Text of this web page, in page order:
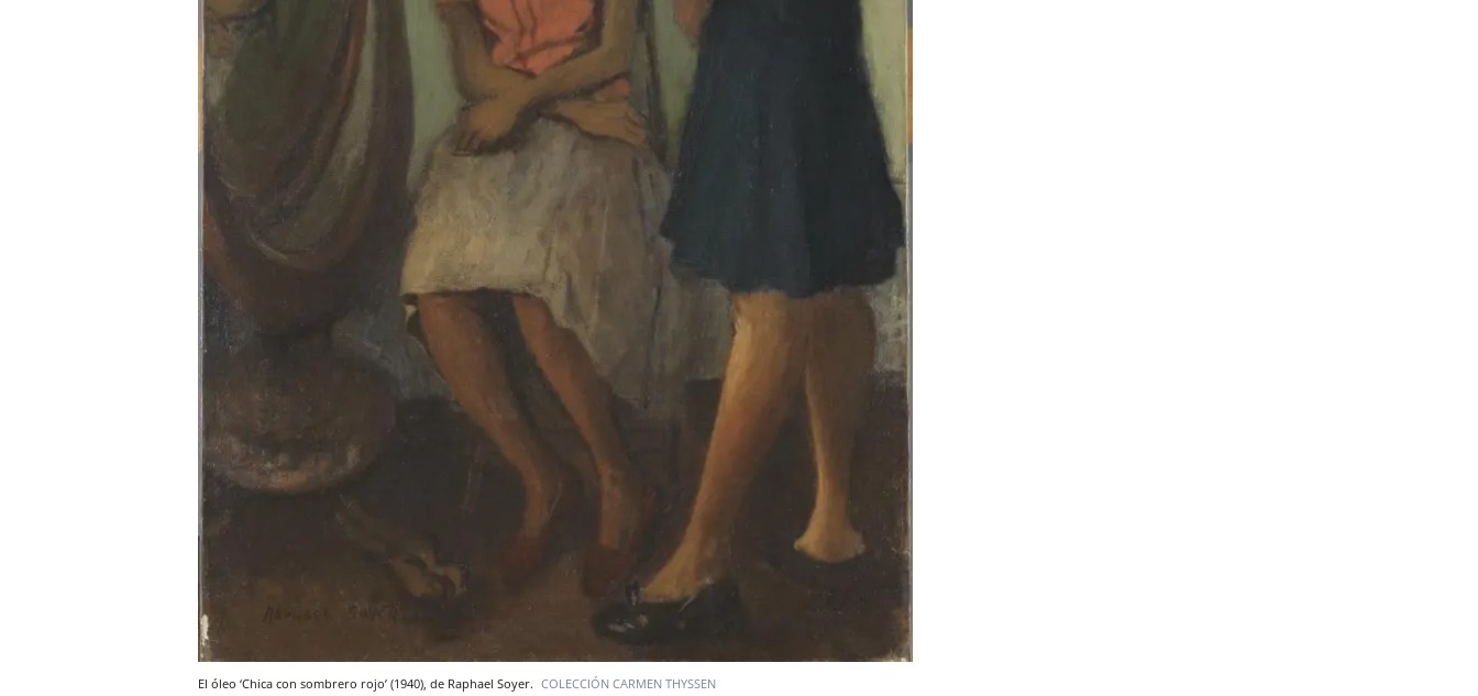
El óleo ‘Chica con sombrero rojo’ (1940), de Raphael Soyer. COLECCIÓN CARMEN THYSSEN